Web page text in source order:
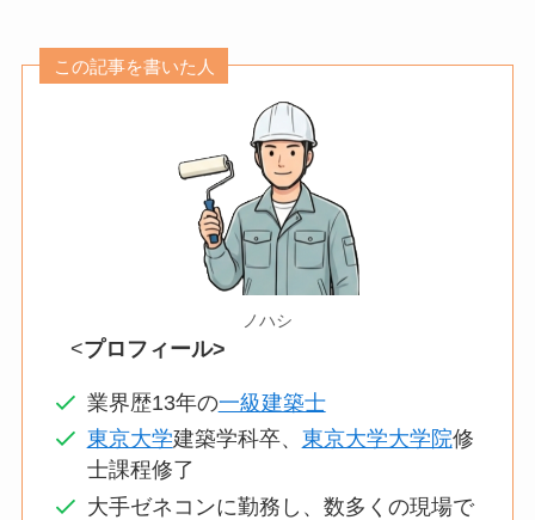
この記事を書いた人
ノハシ
<プロフィール>
業界歴13年の一級建築士
東京大学建築学科卒、 東京大学大学院修
士課程修了
大手ゼネコンに勤務し、数多くの現場で